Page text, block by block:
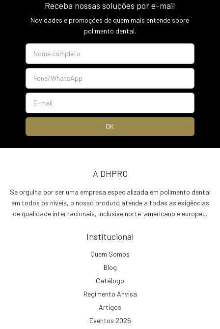
Receba nossas soluções por e-mail
Novidades e promoções de quem mais entende sobre
polimento dental.
A DHPRO
Se orgulha por ser uma empresa especializada em polimento dental
em todos os níveis, o nosso produto atende a todas as exigências
de qualidade internacionais, inclusive norte-americano e europeu.
Institucional
Quem Somos
Blog
Catálogo
Regimento Anvisa
Artigos
Eventos 2026